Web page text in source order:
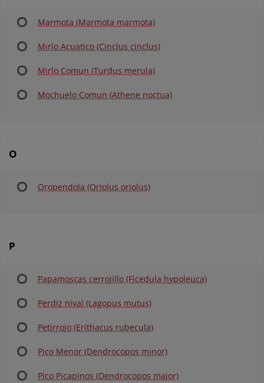
Marmota (Marmota marmota)
Mirlo Acuatico (Cinclus cinclus)
Mirlo Comun (Turdus merula)
Mochuelo Comun (Athene noctua)
O
Oropendola (Oriolus oriolus)
P
Papamoscas cerrojillo (Ficedula hypoleuca)
Perdiz nival (Lagopus mutus)
Petirrojo (Erithacus rubecula)
Pico Menor (Dendrocopos minor)
Pico Picapinos (Dendrocopos major)